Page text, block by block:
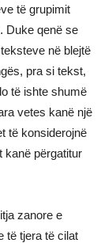
të grupimit
Duke qenë se
në blejtë
pra si tekst,
të ishte shumë
vetes kanë një
të konsiderojnë
kanë përgatitur
zanore e
të tjera të cilat